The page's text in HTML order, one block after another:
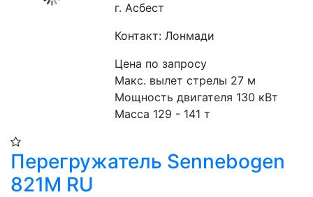
г. Асбест
Контакт: Лонмади
Цена по запросу
Макс. вылет стрелы 27 м
Мощность двигателя 130 кВт
Масса 129 - 141 т
Перегружатель Sennebogen
821M RU